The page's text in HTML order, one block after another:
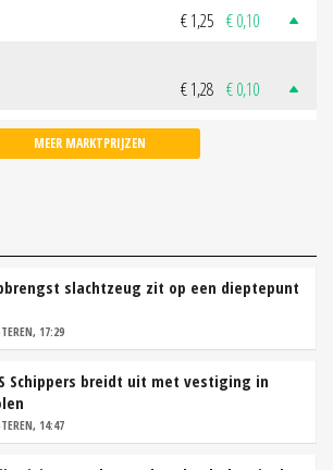
€ 1,25 € 0,10
€ 1,28 € 0,10
MEER MARKTPRIJZEN
slachtzeug zit op een dieptepunt
17:29
Schippers breidt uit met vestiging in
14:47